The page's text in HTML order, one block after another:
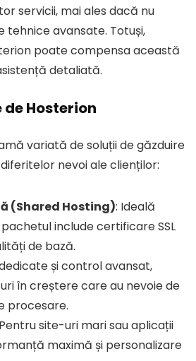
servicii, mai ales dacă nu
tehnice avansate. Totuși,
poate compensa această
detaliată.
Hosterion
variată de soluții de găzduire
nevoi ale clienților:
(Shared Hosting): Ideală
include certificare SSL
de bază.
și control avansat,
în creștere care au nevoie de
procesare.
site-uri mari sau aplicații
maximă și personalizare